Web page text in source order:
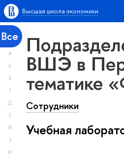
Высшая школа экономики
Все
А
Б
В
Г
Д
Е
Ж
З
И
ВШЭ в
тематике
Сотрудники
Учебная